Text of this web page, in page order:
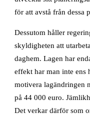
för att avstå från dessa
Dessutom håller
skyldigheten att
daghem. Lagen har
effekt har man inte ens
motivera lagändringen
på 44 000 euro.
Det verkar därför som